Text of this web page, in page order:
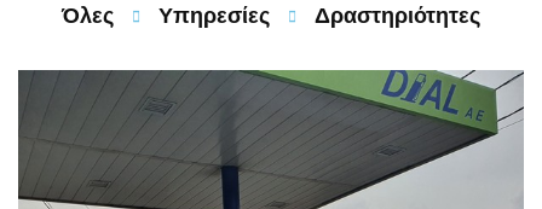
Όλες Υπηρεσίες Δραστηριότητες